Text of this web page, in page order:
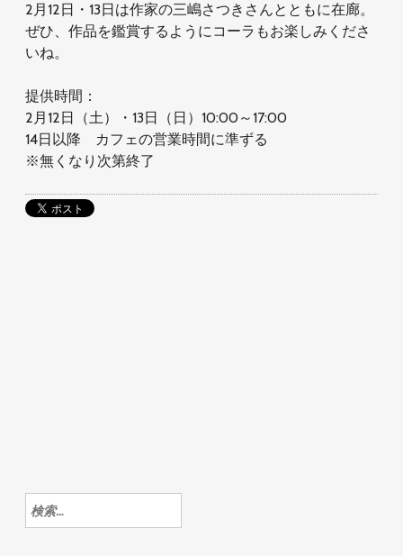
2月12日・13日は作家の三嶋さつきさんとともに在廊。
ぜひ、作品を鑑賞するようにコーラもお楽しみくださ
いね。
提供時間：
2月12日（土）・13日（日）10:00～17:00
14日以降 カフェの営業時間に準ずる
※無くなり次第終了
検
索: